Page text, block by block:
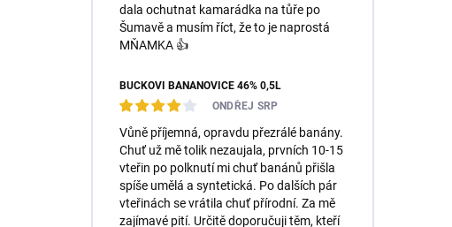
dala ochutnat kamarádka na tůře po
Šumavě a musím říct, že to je naprostá
MŇAMKA 👍
BUČKOVI BANÁNOVICE 46% 0,5L
ONDŘEJ SRP
Vůně příjemná, opravdu přezrálé banány.
Chuť už mě tolik nezaujala, prvních 10-15
vteřin po polknutí mi chuť banánů přišla
spíše umělá a syntetická. Po dalších pár
vteřinách se vrátila chuť přírodní. Za mě
zajímavé pití. Určitě doporučuji těm, kteří